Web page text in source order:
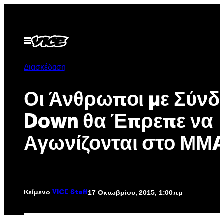
περιεχόμενο
Ανοίξτε
το
Διασκέδαση
Οι Άνθρωποι με
Down θα Έπρεπε να
Αγωνίζονται στο
Κείμενο VICE Staff17 Οκτωβρίου, 2015, 1:00πμ